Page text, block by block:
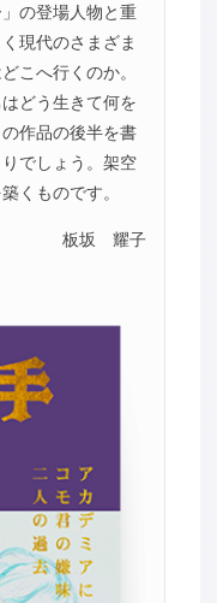
の登場人物と重
現代のさまざま
こへ行くのか。
どう生きて何を
作品の後半を書
でしょう。架空
くものです。
板坂 耀子